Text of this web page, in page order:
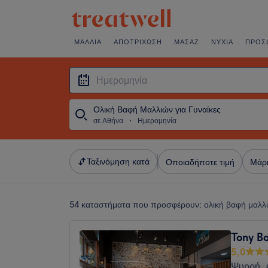
ΜΑΛΛΙΆ ΑΠΟΤΡΊΧΩΣΗ ΜΑΣΆΖ ΝΎΧΙΑ
Ολική Βαφή Μαλλιών για Γυναίκες
σε Αθήνα ・ Ημερομηνία
Ταξινόμηση κατά Οποιαδήποτε τιμή
54 καταστήματα που προσφέρουν: ολική βαφή
Tony
5,0